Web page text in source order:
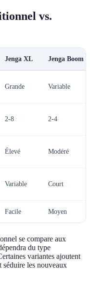
vs.
Jenga XL Jenga Boom
Grande Variable
2-8 2-4
Élevé Modéré
Variable Court
Facile Moyen
se compare aux
du type
variantes ajoutent
les nouveaux